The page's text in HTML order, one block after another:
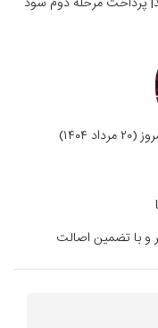
پرداخت مرحله دوم سود
۱۴۰۴)
و با تضمین اصالت